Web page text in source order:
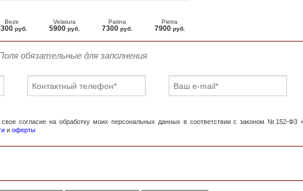
Beze
руб.
Velatura
5900 руб.
Patina
7300 руб.
Pietra
7900 руб.
обязательные для заполнения
согласие на обработку моих персональных данных в соответствии с законом №152-
и оферты